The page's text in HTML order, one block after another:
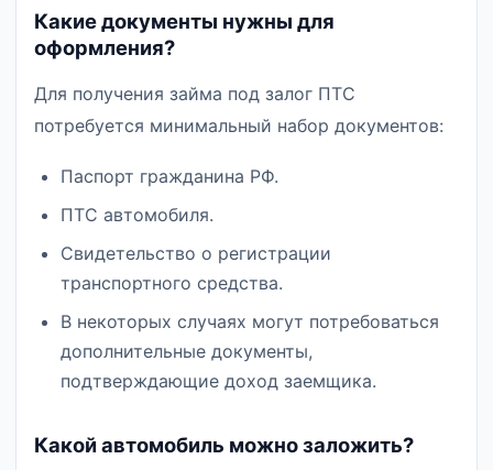
Какие документы нужны для
оформления?
Для получения займа под залог ПТС
потребуется минимальный набор документов:
Паспорт гражданина РФ.
ПТС автомобиля.
Свидетельство о регистрации
транспортного средства.
В некоторых случаях могут потребоваться
дополнительные документы,
подтверждающие доход заемщика.
Какой автомобиль можно заложить?